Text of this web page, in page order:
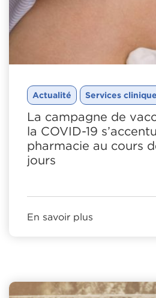
Actualité Services
La campagne de
la COVID-19
pharmacie au cours
jours
En savoir plus